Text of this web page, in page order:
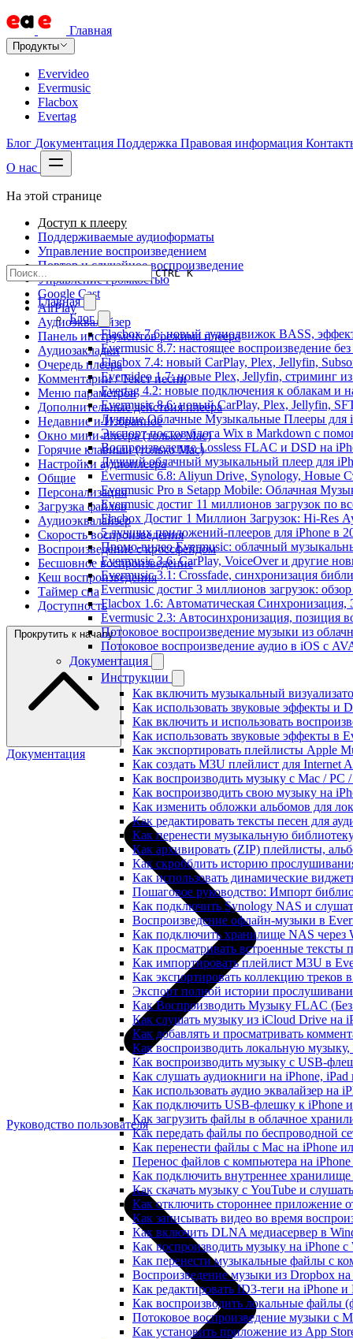
Главная
Продукты
Evervideo
Evermusic
Flacbox
Evertag
Блог Документация Поддержка Правовая информация
О нас
CTRL K
Главная
Блог
Flacbox 7.6: новый аудиодвижок BASS,
Evermusic 8.7: настоящее воспроизведение
Flacbox 7.4: новый CarPlay, Plex, Jellyfin,
Evervideo 1.7: новые Plex, Jellyfin, стриминг
Evertag 4.2: новые подключения к облакам и
Evermusic 8.6: новый CarPlay, Plex, Jellyfin,
Лучшие Облачные Музыкальные Плееры для
Экспорт постов блога Wix в Markdown с
Воспроизведение Lossless FLAC и DSD на
Лучший облачный музыкальный плеер для
Evermusic 6.8: Aliyun Drive, Synology, Новые
Evermusic Pro в Setapp Mobile: Облачная
Evermusic достиг 11 миллионов загрузок по
Flacbox Достиг 1 Миллион Загрузок: Hi-Res
5 лучших приложений-плееров для iPhone в
Промо-видео Evermusic: облачный
Evermusic 3.6: CarPlay, VoiceOver и другие
Evermusic 3.1: Crossfade, синхронизация
Evermusic достиг 3 миллионов загрузок:
Flacbox 1.6: Автоматическая
Evermusic 2.3: Автосинхронизация, позиция
Потоковое воспроизведение музыки из
Потоковое воспроизведение аудио в iOS с
Документация
Инструкции
Как включить музыкальный
Как использовать звуковые эффекты и
Как включить и использовать
Как использовать звуковые эффекты в
Как экспортировать плейлисты Apple
Как создать M3U плейлист для Internet
Как воспроизводить музыку с Mac /
Как воспроизводить свою музыку на
Как изменить обложки альбомов для
Как редактировать тексты песен для
Как перенести музыкальную
Как архивировать (ZIP) плейлисты,
Как скробблить историю
Как использовать динамические
Пошаговое руководство: Импорт
Как подключить Synology NAS и
Воспроизведение офлайн-музыки в
Как подключить хранилище NAS через
Как просматривать встроенные
Как импортировать плейлист M3U в
Как экспортировать коллекцию
Экспорт полной истории
Как Воспроизводить Музыку FLAC
Как слушать музыку из iCloud Drive на
Как добавлять и просматривать
Как воспроизводить локальную
Как воспроизводить музыку с USB-
Как слушать аудиокниги на iPhone,
Как использовать аудио эквалайзер на
Как подключить USB-флешку к iPhone
Как загрузить файлы в облачное
Как передать файлы по беспроводной
Как перенести файлы с Mac на iPhone
Перенос файлов с компьютера на
Как подключить внутреннее
Как скачать музыку с YouTube и
Как отключить стороннее приложение
Как записывать видео во время
Как включить DLNA медиасервер в
Как воспроизводить музыку на iPhone
Как перенести музыкальные файлы с
Воспроизведение музыки из Dropbox
Как редактировать ID3-теги на iPhone и
Как воспроизводить локальные файлы
Потоковое воспроизведение музыки с
Как установить приложение из App
На этой странице
Доступ к плееру
Поддерживаемые аудиоформаты
Управление воспроизведением
Повтор и случайное воспроизведение
Управление громкостью
Google Cast
AirPlay
Аудиоэквалайзер
Панель инструментов режима плеера
Аудиозакладки
Очередь плеера
Комментарии / Текст песни
Меню параметров
Дополнительные действия плеера
Недавние и Избранное
Окно мини-плеера (только Mac)
Горячие клавиши (только Mac)
Настройки аудиоплеера
Общие
Персонализация
Загрузка файлов
Аудиоэквалайзер
Скорость воспроизведения
Воспроизведение с кроссфейдом
Бесшовное воспроизведение
Кеш воспроизведения
Таймер сна
Доступность
Прокрутить к началу
Документация
Руководство пользователя